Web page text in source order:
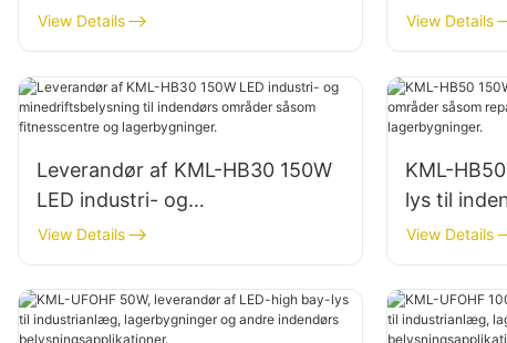
belysning af byggepladser
View Details
belysning i
View Details
Leverandør af KML-HB30 150W
LED industri- og
minedriftsbelysning til indendørs
områder såsom fitnesscentre og
lagerbygninger.
View Details
KML-
lys til
View Details